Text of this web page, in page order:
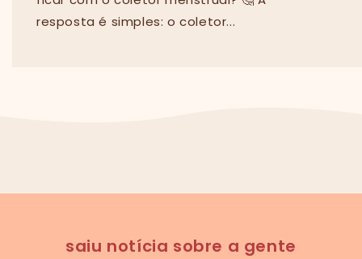
resposta é simples: o coletor...
saiu notícia sobre a gente